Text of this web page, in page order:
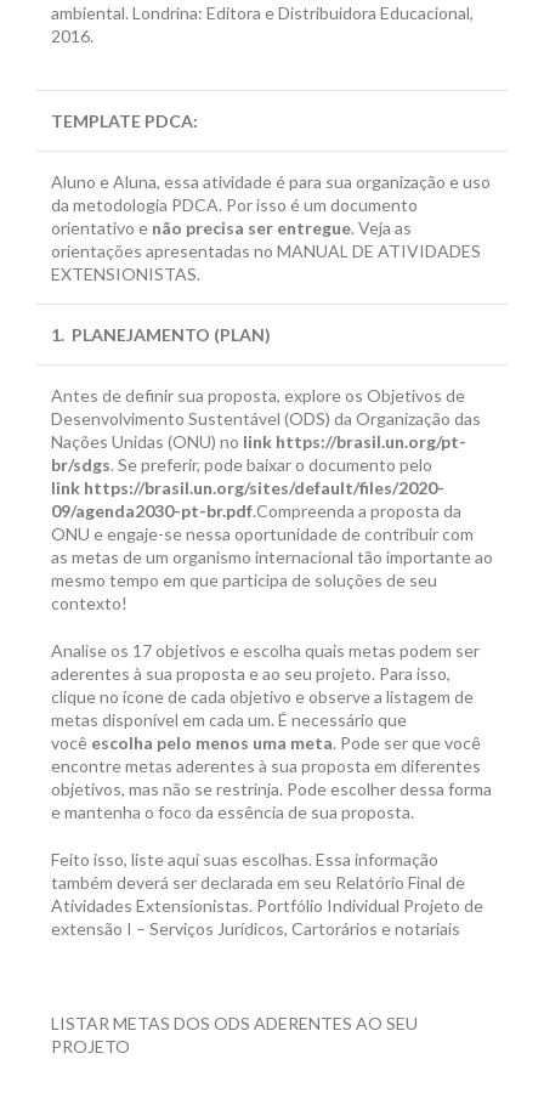
ambiental. Londrina: Editora e Distribuidora Educacional,
2016.
TEMPLATE PDCA:
Aluno e Aluna, essa atividade é para sua organização e uso
da metodologia PDCA. Por isso é um documento
orientativo e não precisa ser entregue. Veja as
orientações apresentadas no MANUAL DE ATIVIDADES
EXTENSIONISTAS.
1. PLANEJAMENTO (PLAN)
Antes de definir sua proposta, explore os Objetivos de
Desenvolvimento Sustentável (ODS) da Organização das
Nações Unidas (ONU) no link https://brasil.un.org/pt-
br/sdgs. Se preferir, pode baixar o documento pelo
link https://brasil.un.org/sites/default/files/2020-
09/agenda2030-pt-br.pdf.Compreenda a proposta da
ONU e engaje-se nessa oportunidade de contribuir com
as metas de um organismo internacional tão importante ao
mesmo tempo em que participa de soluções de seu
contexto!
Analise os 17 objetivos e escolha quais metas podem ser
aderentes à sua proposta e ao seu projeto. Para isso,
clique no ícone de cada objetivo e observe a listagem de
metas disponível em cada um. É necessário que
você escolha pelo menos uma meta. Pode ser que você
encontre metas aderentes à sua proposta em diferentes
objetivos, mas não se restrinja. Pode escolher dessa forma
e mantenha o foco da essência de sua proposta.
Feito isso, liste aqui suas escolhas. Essa informação
também deverá ser declarada em seu Relatório Final de
Atividades Extensionistas. Portfólio Individual Projeto de
extensão I – Serviços Jurídicos, Cartorários e notariais
LISTAR METAS DOS ODS ADERENTES AO SEU
PROJETO